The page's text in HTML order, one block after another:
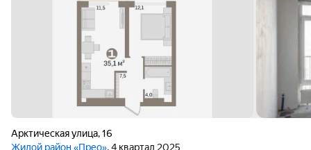
Арктическая улица,16
Жилой район «Прео», 4 квартал 2025